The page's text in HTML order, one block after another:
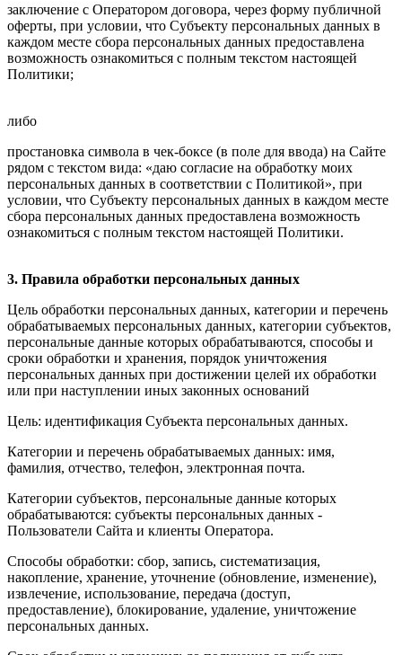
заключение с Оператором договора, через форму публичной
оферты, при условии, что Субъекту персональных данных в
каждом месте сбора персональных данных предоставлена
возможность ознакомиться с полным текстом настоящей
Политики;
либо
простановка символа в чек-боксе (в поле для ввода) на Сайте
рядом с текстом вида: «даю согласие на обработку моих
персональных данных в соответствии с Политикой», при
условии, что Субъекту персональных данных в каждом месте
сбора персональных данных предоставлена возможность
ознакомиться с полным текстом настоящей Политики.
3. Правила обработки персональных данных
Цель обработки персональных данных, категории и перечень
обрабатываемых персональных данных, категории субъектов,
персональные данные которых обрабатываются, способы и
сроки обработки и хранения, порядок уничтожения
персональных данных при достижении целей их обработки
или при наступлении иных законных оснований
Цель: идентификация Субъекта персональных данных.
Категории и перечень обрабатываемых данных: имя,
фамилия, отчество, телефон, электронная почта.
Категории субъектов, персональные данные которых
обрабатываются: субъекты персональных данных -
Пользователи Сайта и клиенты Оператора.
Способы обработки: сбор, запись, систематизация,
накопление, хранение, уточнение (обновление, изменение),
извлечение, использование, передача (доступ,
предоставление), блокирование, удаление, уничтожение
персональных данных.